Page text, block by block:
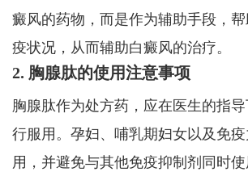
癜风的药物，而是作为辅助手段，
疫状况，从而辅助白癜风的治疗。
2. 胸腺肽的使用注意事项
胸腺肽作为处方药，应在医生的指
行服用。孕妇、哺乳期妇女以及免
用，并避免与其他免疫抑制剂同时